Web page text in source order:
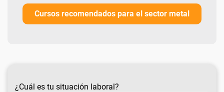
Cursos recomendados para el sector metal
¿Cuál es tu situación laboral?